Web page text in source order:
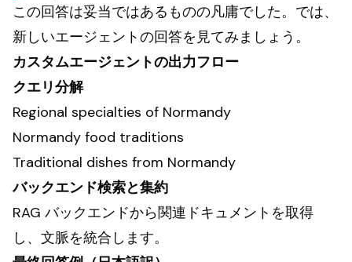
この回答は妥当ではあるものの凡庸でした。では、
新しいエージェントの回答を見てみましょう。
カスタムエージェントの出力フロー
クエリ分解
Regional specialties of Normandy
Normandy food traditions
Traditional dishes from Normandy
バックエンド検索と集約
RAG バックエンドから関連ドキュメントを取得
し、文脈を統合します。